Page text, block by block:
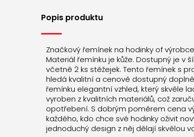
Popis produktu
Značkový řemínek na hodinky of
Materiál řemínku je kůže. Dostupný je v
včetně 2 ks stěžejek. Tento řemínek s
hledá kvalitní a cenově dostupný
řemínku elegantní vzhled, který skvěle
vyroben z kvalitních materiálů, což
opotřebení. S dobrým poměrem cena
každého, kdo chce své hodinky oživit
jednoduchý design z něj dělají skvělou